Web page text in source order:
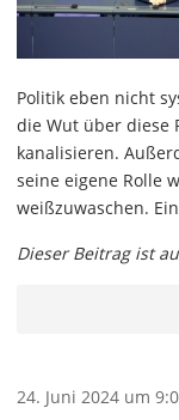
Politik eben nicht
die Wut über diese
kanalisieren.
seine eigene Rolle
weißzuwaschen.
Dieser Beitrag ist
24. Juni 2024 um